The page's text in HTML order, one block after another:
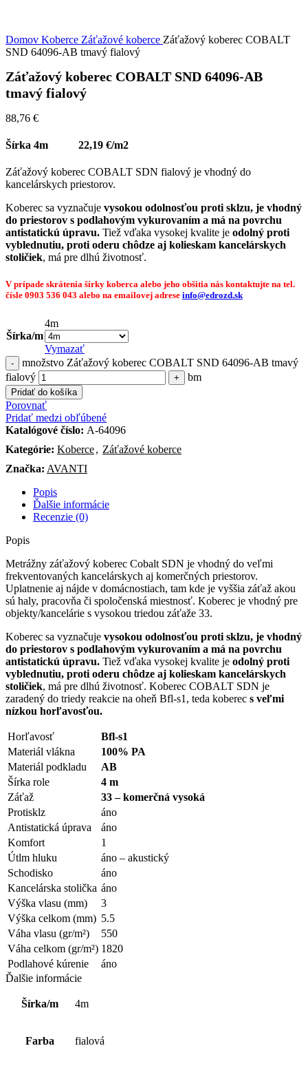
Domov Koberce Záťažové koberce Záťažový koberec COBALT
SND 64096-AB tmavý fialový
Záťažový koberec COBALT SND 64096-AB
tmavý fialový
88,76 €
Šírka 4m 22,19 €/m2
Záťažový koberec COBALT SDN fialový je vhodný do
kancelárskych priestorov.
Koberec sa vyznačuje vysokou odolnosťou proti sklzu, je vhodný
do priestorov s podlahovým vykurovaním a má na povrchu
antistatickú úpravu. Tiež vďaka vysokej kvalite je odolný proti
vyblednutiu, proti oderu chôdze aj kolieskam kancelárskych
stoličiek, má pre dlhú životnosť.
V prípade skrátenia šírky koberca alebo jeho obšitia nás kontaktujte na tel.
čísle 0903 536 043 alebo na emailovej adrese info@edrozd.sk
Šírka/m
4m
Vymazať
množstvo Záťažový koberec COBALT SND 64096-AB tmavý
fialový
bm
Pridať do košíka
Porovnať
Pridať medzi obľúbené
Katalógové číslo: A-64096
Kategórie: Koberce, Záťažové koberce
Značka: AVANTI
Popis
Ďalšie informácie
Recenzie (0)
Popis
Metrážny záťažový koberec Cobalt SDN je vhodný do veľmi
frekventovaných kancelárskych aj komerčných priestorov.
Uplatnenie aj nájde v domácnostiach, tam kde je vyššia záťaž akou
sú haly, pracovňa či spoločenská miestnosť. Koberec je vhodný pre
objekty/kancelárie s vysokou triedou záťaže 33.
Koberec sa vyznačuje vysokou odolnosťou proti sklzu, je vhodný
do priestorov s podlahovým vykurovaním a má na povrchu
antistatickú úpravu. Tiež vďaka vysokej kvalite je odolný proti
vyblednutiu, proti oderu chôdze aj kolieskam kancelárskych
stoličiek, má pre dlhú životnosť. Koberec COBALT SDN je
zaradený do triedy reakcie na oheň Bfl-s1, teda koberec s veľmi
nízkou horľavosťou.
Horľavosť
Bfl-s1
Materiál vlákna
100% PA
Materiál podkladu
AB
Šírka role
4 m
Záťaž
33 – komerčná vysoká
Protisklz
áno
Antistatická úprava
áno
Komfort
1
Útlm hluku
áno – akustický
Schodisko
áno
Kancelárska stolička áno
Výška vlasu (mm)
3
Výška celkom (mm) 5.5
Váha vlasu (gr/m²)
550
Váha celkom (gr/m²) 1820
Podlahové kúrenie
áno
Ďalšie informácie
Šírka/m 4m
Farba fialová